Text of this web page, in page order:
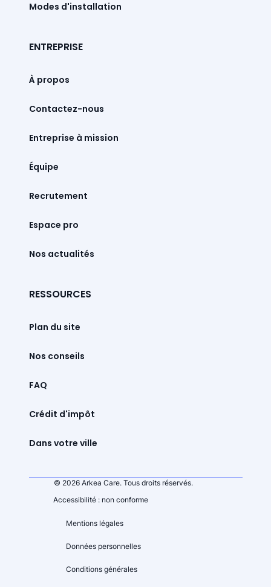
Modes d'installation
ENTREPRISE
À propos
Contactez-nous
Entreprise à mission
Équipe
Recrutement
Espace pro
Nos actualités
RESSOURCES
Plan du site
Nos conseils
FAQ
Crédit d'impôt
Dans votre ville
© 2026 Arkea Care. Tous droits réservés.
Accessibilité : non conforme
Mentions légales
Données personnelles
Conditions générales